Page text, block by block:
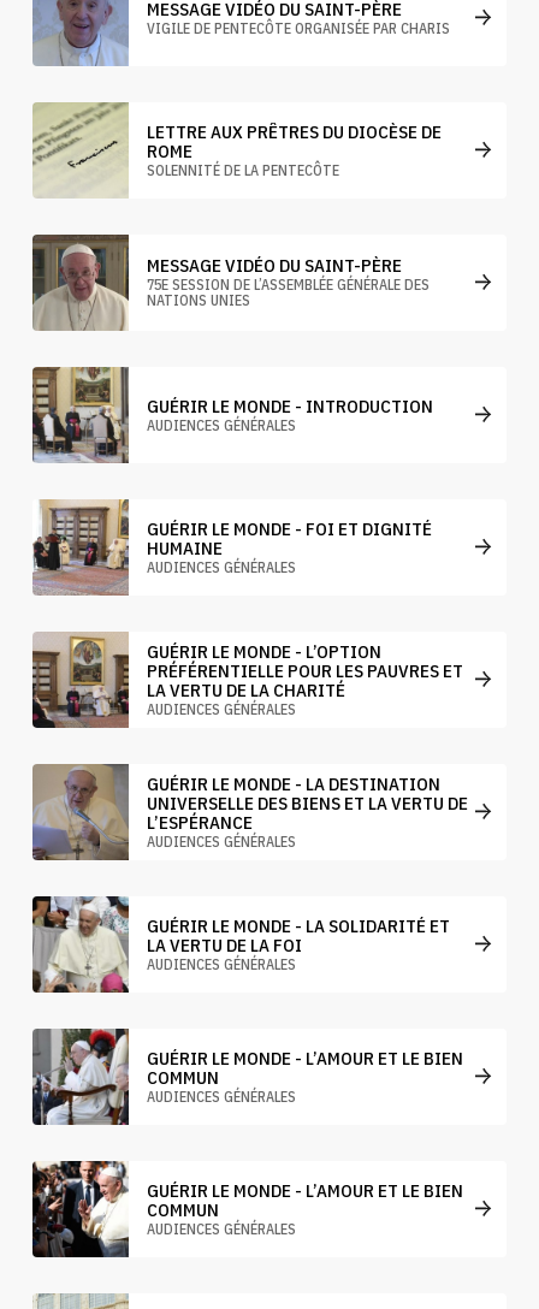
MESSAGE VIDÉO DU SAINT-PÈRE
VIGILE DE PENTECÔTE ORGANISÉE PAR CHARIS
LETTRE AUX PRÊTRES DU DIOCÈSE DE
ROME
SOLENNITÉ DE LA PENTECÔTE
MESSAGE VIDÉO DU SAINT-PÈRE
75E SESSION DE L’ASSEMBLÉE GÉNÉRALE DES
NATIONS UNIES
GUÉRIR LE MONDE - INTRODUCTION
AUDIENCES GÉNÉRALES
GUÉRIR LE MONDE - FOI ET DIGNITÉ
HUMAINE
AUDIENCES GÉNÉRALES
GUÉRIR LE MONDE - L’OPTION
PRÉFÉRENTIELLE POUR LES PAUVRES ET
LA VERTU DE LA CHARITÉ
AUDIENCES GÉNÉRALES
GUÉRIR LE MONDE - LA DESTINATION
UNIVERSELLE DES BIENS ET LA VERTU DE
L’ESPÉRANCE
AUDIENCES GÉNÉRALES
GUÉRIR LE MONDE - LA SOLIDARITÉ ET
LA VERTU DE LA FOI
AUDIENCES GÉNÉRALES
GUÉRIR LE MONDE - L’AMOUR ET LE BIEN
COMMUN
AUDIENCES GÉNÉRALES
GUÉRIR LE MONDE - L’AMOUR ET LE BIEN
COMMUN
AUDIENCES GÉNÉRALES